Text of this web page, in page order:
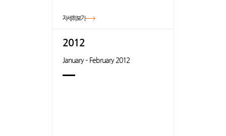
자세히보기
2012
January – February 2012